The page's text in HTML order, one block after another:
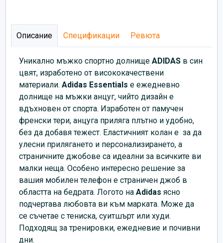
Описание Спецификации Ревюта
Уникално мъжко спортно долнище ADIDAS в син
цвят, изработено от висококачествени
материали. Аdidas Essentials е ежедневно
долнище на мъжки анцуг, чийто дизайн е
вдъхновен от спорта. Изработен от памучен
френски тери, анцуга приляга плътно и удобно,
без да добавя тежест. Еластичният колан е за да
улесни прилягането и персонализирането, а
страничните джобове са идеални за всичките ви
малки неща. Особено интересно решение за
вашия мобилен телефон е страничен джоб в
областта на бедрата. Логото на Аdidas ясно
подчертава любовта ви към марката. Може да
се съчетае с тениска, суитшърт или худи.
Подходящ за тренировки, ежедневие и почивни
дни.